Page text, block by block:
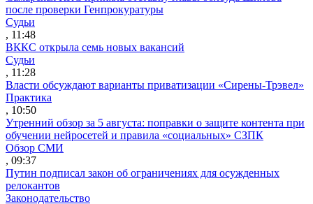
после проверки Генпрокуратуры
Судьи
, 11:48
ВККС открыла семь новых вакансий
Судьи
, 11:28
Власти обсуждают варианты приватизации «Сирены-Трэвел»
Практика
, 10:50
Утренний обзор за 5 августа: поправки о защите контента при
обучении нейросетей и правила «социальных» СЗПК
Обзор СМИ
, 09:37
Путин подписал закон об ограничениях для осужденных
релокантов
Законодательство